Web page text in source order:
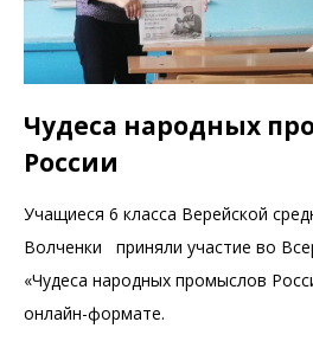
Чудеса народных
России
Учащиеся 6 класса Верейской
Волченки приняли участие во
«Чудеса народных промыслов
онлайн-формате.